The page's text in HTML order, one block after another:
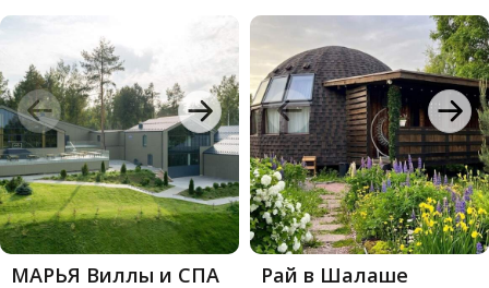
МАРЬЯ Виллы и СПА Рай в Шалаше